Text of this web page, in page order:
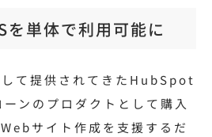
単体で利用可能に
て提供されてきたHubSpot
ンのプロダクトとして購入
サイト作成を支援するだ